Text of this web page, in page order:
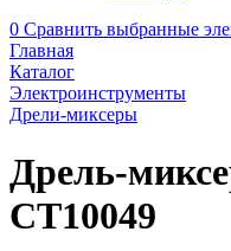
0 Сравнить выбранные
Главная
Каталог
Электроинструменты
Дрели-миксеры
Дрель-
CT10049